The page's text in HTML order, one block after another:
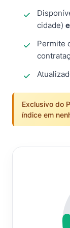
cidade)
Permite
Exclusivo do
índice em